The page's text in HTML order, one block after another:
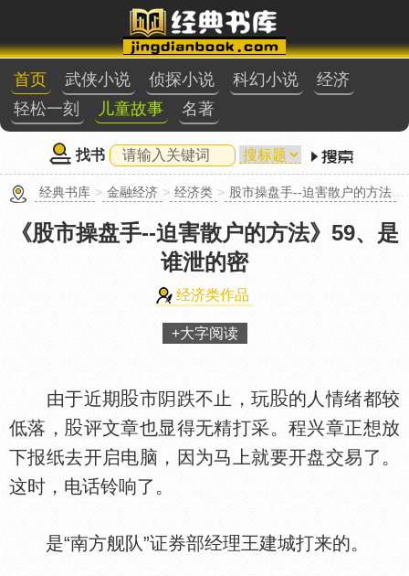
首页 武侠小说 侦探小说 科幻小说
经济
轻松一刻
儿童故事 名著
找书
经典书库 > 金融经济 > 经济类 > 股市操盘手--迫害散户的方法
《股市操盘手--迫害散户的方法》 59、是
谁泄的密
经济类作品
+大字阅读
由于近期 市 跌不止，玩
的人情绪都较
低落，
评文章也显得无精打采。程兴章正想放
下报纸去开启电脑，因为马上就要开盘交易了。
这时，电话铃响了。
是“南方舰队”证券部经理王建城打来的。